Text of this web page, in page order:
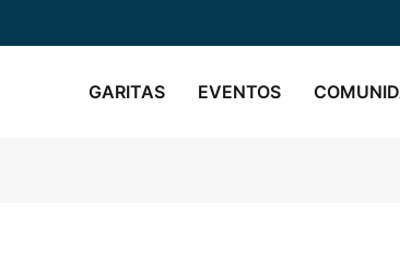
GARITAS EVENTOS